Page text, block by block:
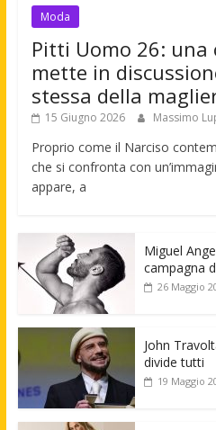
Moda
Pitti Uomo 26: una
mette in
stessa della
15 Giugno 2026 Massimo
Proprio come il Narciso
che si confronta con
appare, a
Miguel
campagna
26 Maggio
John
divide tutti
19 Maggio